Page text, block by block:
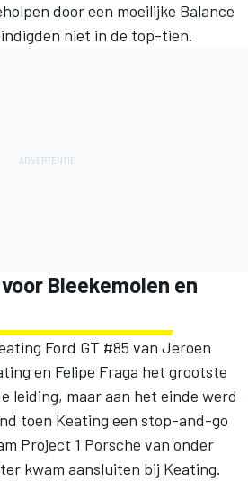
door een moeilijke Balance
niet in de top-tien.
Bleekemolen en
Ford GT #85 van Jeroen
en Felipe Fraga het grootste
leiding, maar aan het einde werd
toen Keating een stop-and-go
Project 1 Porsche van onder
kwam aansluiten bij Keating.